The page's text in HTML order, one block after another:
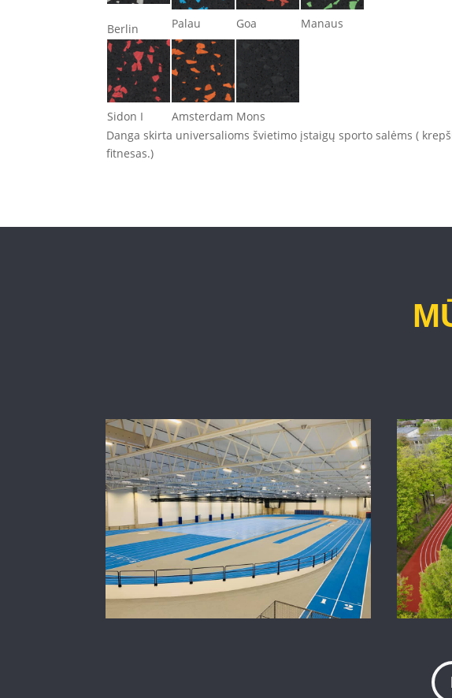
Berlin Palau Goa Manaus
Sidon I Amsterdam Mons
Danga skirta universalioms švietimo įstaigų sporto salėms (
fitnesas.)